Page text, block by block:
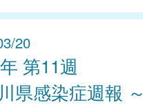
20
第11週
県感染症週報 ～